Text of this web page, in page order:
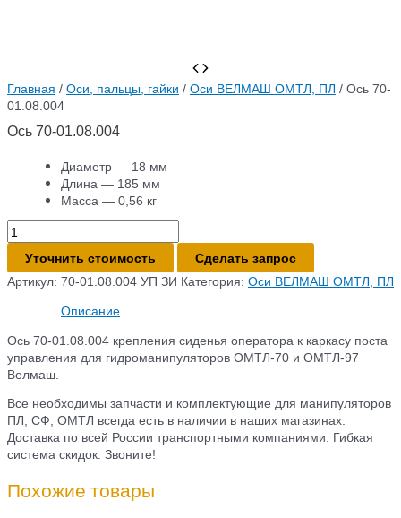
Главная / Оси, пальцы, гайки / Оси ВЕЛМАШ ОМТЛ, ПЛ / Ось 70-
01.08.004
Ось 70-01.08.004
Диаметр — 18 мм
Длина — 185 мм
Масса — 0,56 кг
Количество
товара
Ось
70-
Уточнить стоимость
Сделать запрос
Артикул: 70-01.08.004 УП ЗИ Категория: Оси ВЕЛМАШ ОМТЛ, ПЛ
Описание
Ось 70-01.08.004 крепления сиденья оператора к каркасу поста
управления для гидроманипуляторов ОМТЛ-70 и ОМТЛ-97
Велмаш.
Все необходимы запчасти и комплектующие для манипуляторов
ПЛ, СФ, ОМТЛ всегда есть в наличии в наших магазинах.
Доставка по всей России транспортными компаниями. Гибкая
система скидок. Звоните!
Похожие товары